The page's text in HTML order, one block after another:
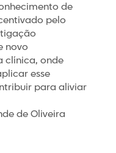
de
pelo
novo
clínica, onde
esse
para aliviar
de Oliveira